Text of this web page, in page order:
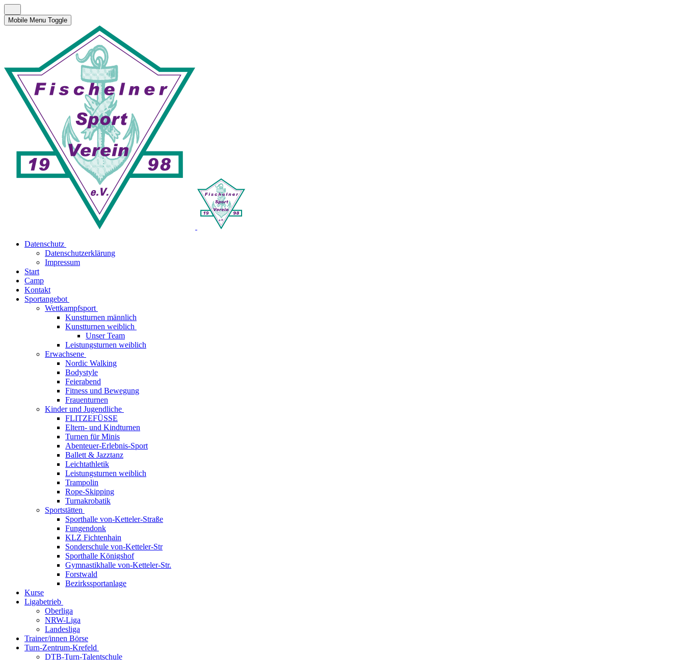
Mobile Menu Toggle
Datenschutz
Datenschutzerklärung
Impressum
Start
Camp
Kontakt
Sportangebot
Wettkampfsport
Kunstturnen männlich
Kunstturnen weiblich
Unser Team
Leistungsturnen weiblich
Erwachsene
Nordic Walking
Bodystyle
Feierabend
Fitness und Bewegung
Frauenturnen
Kinder und Jugendliche
FLITZEFÜSSE
Eltern- und Kindturnen
Turnen für Minis
Abenteuer-Erlebnis-Sport
Ballett & Jazztanz
Leichtathletik
Leistungsturnen weiblich
Trampolin
Rope-Skipping
Turnakrobatik
Sportstätten
Sporthalle von-Ketteler-Straße
Fungendonk
KLZ Fichtenhain
Sonderschule von-Ketteler-Str
Sporthalle Königshof
Gymnastikhalle von-Ketteler-Str.
Forstwald
Bezirkssportanlage
Kurse
Ligabetrieb
Oberliga
NRW-Liga
Landesliga
Trainer/innen Börse
Turn-Zentrum-Krefeld
DTB-Turn-Talentschule